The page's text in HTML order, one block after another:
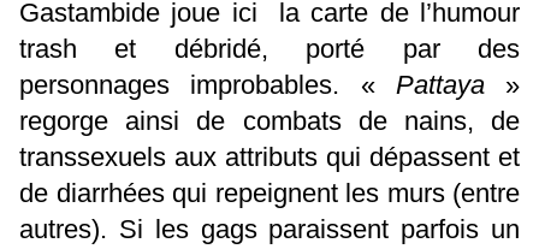
Gastambide joue ici la carte de l’humour
trash et débridé, porté par des
personnages improbables. « Pattaya »
regorge ainsi de combats de nains, de
transsexuels aux attributs qui dépassent et
de diarrhées qui repeignent les murs (entre
autres). Si les gags paraissent parfois un